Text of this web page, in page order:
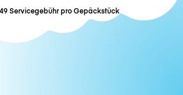
Servicegebühr pro Gepäckstück